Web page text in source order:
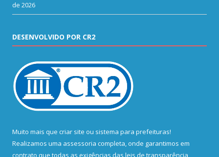
de 2026
DESENVOLVIDO POR CR2
Muito mais que criar site ou sistema para prefeituras!
Realizamos uma assessoria completa, onde garantimos em
contrato que todas as exigências das leis de transparência